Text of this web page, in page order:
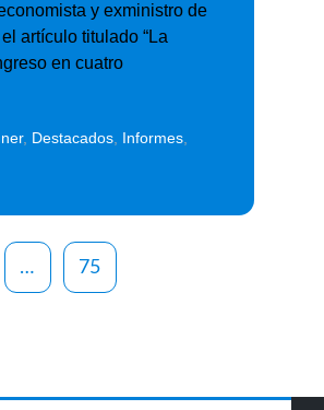
y exministro de
artículo titulado “La
en cuatro
, Destacados, Informes,
… 75